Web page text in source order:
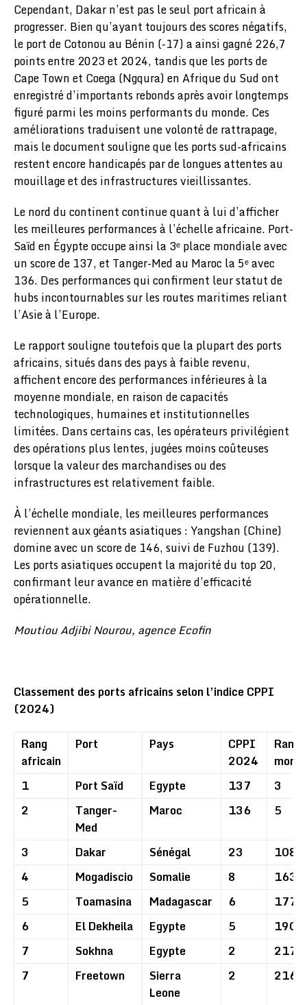
Cependant, Dakar n’est pas le seul port africain à
progresser. Bien qu’ayant toujours des scores négatifs,
le port de Cotonou au Bénin (-17) a ainsi gagné 226,7
points entre 2023 et 2024, tandis que les ports de
Cape Town et Coega (Ngqura) en Afrique du Sud ont
enregistré d’importants rebonds après avoir longtemps
figuré parmi les moins performants du monde. Ces
améliorations traduisent une volonté de rattrapage,
mais le document souligne que les ports sud-africains
restent encore handicapés par de longues attentes au
mouillage et des infrastructures vieillissantes.
Le nord du continent continue quant à lui d’afficher
les meilleures performances à l’échelle africaine. Port-
Saïd en Égypte occupe ainsi la 3ᵉ place mondiale avec
un score de 137, et Tanger-Med au Maroc la 5ᵉ avec
136. Des performances qui confirment leur statut de
hubs incontournables sur les routes maritimes reliant
l’Asie à l’Europe.
Le rapport souligne toutefois que la plupart des ports
africains, situés dans des pays à faible revenu,
affichent encore des performances inférieures à la
moyenne mondiale, en raison de capacités
technologiques, humaines et institutionnelles
limitées. Dans certains cas, les opérateurs privilégient
des opérations plus lentes, jugées moins coûteuses
lorsque la valeur des marchandises ou des
infrastructures est relativement faible.
À l’échelle mondiale, les meilleures performances
reviennent aux géants asiatiques : Yangshan (Chine)
domine avec un score de 146, suivi de Fuzhou (139).
Les ports asiatiques occupent la majorité du top 20,
confirmant leur avance en matière d’efficacité
opérationnelle.
Moutiou Adjibi Nourou, agence Ecofin
Classement des ports africains selon l’indice CPPI
(2024)
Rang
africain
Port Pays
CPPI
2024
Rang
1
Port Saïd Egypte 137
3
2
Tanger-
Med
Maroc 136 5
3 Dakar Sénégal 23
108
4
Mogadiscio Somalie 8
163
5
Toamasina Madagascar 6
177
6
El Dekheila Egypte 5
190
7
Sokhna Egypte 2
217
7
Freetown
Sierra
Leone
2 216